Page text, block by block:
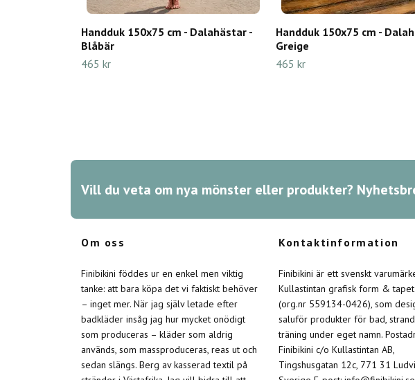
Handduk 150x75 cm - Dalahästar -
Blåbär
465 kr
Handduk 150x75 cm -
Greige
465 kr
Vill du veta om nya mönster eller produkter?
Om oss
Finibikini föddes ur en enkel men viktig
tanke: att bara köpa det vi faktiskt behöver
– inget mer. När jag själv letade efter
badkläder insåg jag hur mycket onödigt
som produceras – kläder som aldrig
används, som massproduceras, reas ut och
sedan slängs. Berg av kasserad textil på
Kontaktinformation
Finibikini är ett svenskt
Kullastintan grafisk form & tapet
(org.nr 559134-0426), som
saluför produkter för bad,
träning under eget namn.
Finibikini c/o Kullastintan AB,
Tingshusgatan 12c, 771 31